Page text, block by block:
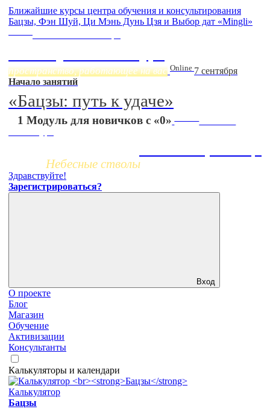
Ближайшие курсы центра обучения и консультирования
Бацзы, Фэн Шуй, Ци Мэнь Дунь Цзя и Выбор дат «Mingli»
пространство, работающее на вас Online 7 сентября
Начало занятий
«Бацзы: путь к удаче»
1 Модуль для новичков с «0»
НОВЫЙ
Небесные стволы
Здравствуйте!
Зарегистрироваться?
Вход
О проекте
Блог
Магазин
Обучение
Активизации
Консультанты
Калькуляторы и календари
Калькулятор
Бацзы